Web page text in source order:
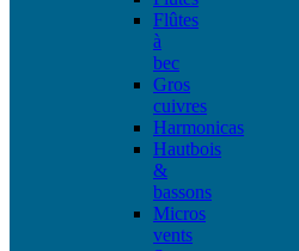
Flûtes
à
bec
Gros
cuivres
Harmonicas
Hautbois
&
bassons
Micros
vents